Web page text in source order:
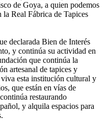
de Goya, a quien podemos
Real Fábrica de Tapices
declarada Bien de Interés
y continúa su actividad en
que continúa la
artesanal de tapices y
esta institución cultural y
que están en vías de
restaurando
y alquila espacios para